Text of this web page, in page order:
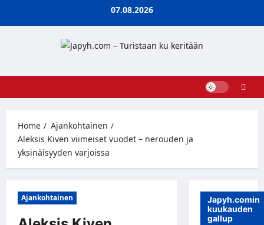
07.08.2026
Home
Ajankohtainen
Aleksis Kiven viimeiset vuodet – nerouden ja
yksinäisyyden varjoissa
Ajankohtainen
Japyh.comin
kuukauden
gallup